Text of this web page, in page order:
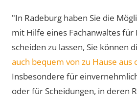
"In Radeburg haben Sie die
mit Hilfe eines Fachanwaltes
scheiden zu lassen, Sie können
auch bequem von zu Hause aus
Insbesondere für
oder für Scheidungen, in deren